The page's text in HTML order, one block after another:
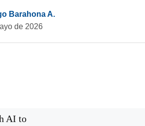
Barahona A.
de 2026
AI to